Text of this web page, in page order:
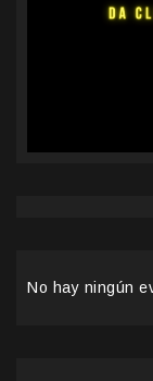
No hay ningún